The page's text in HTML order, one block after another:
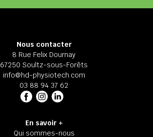
Nous contacter
8 Rue Felix Dournay
67250 Soultz-sous-Forêts
info@hd-physiotech.com
03 88 94 37 62
En savoir +
Qui sommes-nous